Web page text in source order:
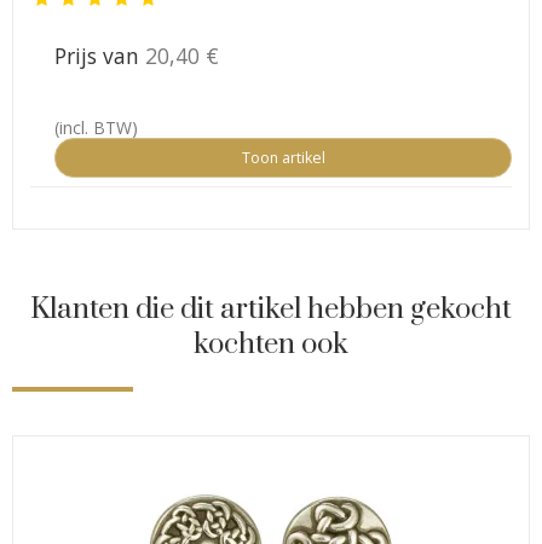
Prijs van 20,40 €
(incl. BTW)
Toon artikel
Klanten die dit artikel hebben gekocht
kochten ook